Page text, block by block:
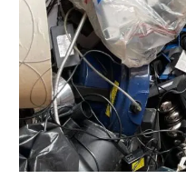
electrónicos
correctamente?